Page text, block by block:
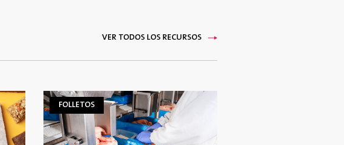
VER TODOS LOS RECURSOS
FOLLETOS